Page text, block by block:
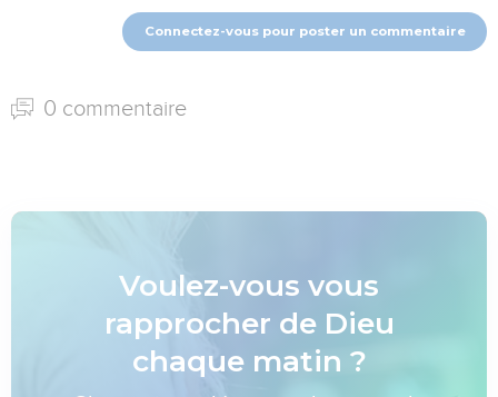
Connectez-vous pour poster un commentaire
0 commentaire
Voulez-vous vous
rapprocher de Dieu
chaque matin ?